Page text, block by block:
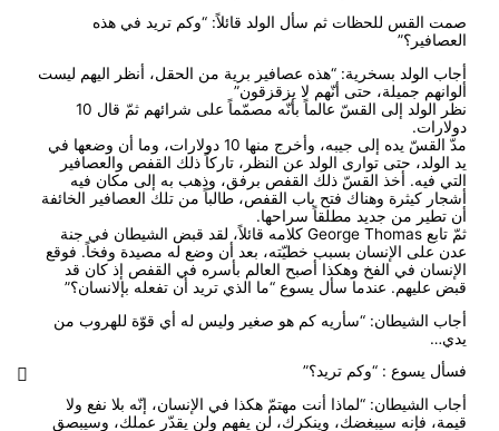
صمت القس للحظات ثم سأل الولد قائلاً: “وكم تريد في هذه
العصافير؟”
أجاب الولد بسخرية: “هذه عصافير برية من الحقل، أنظر اليهم ليست
ألوانهم جميلة، حتى أنّهم لا يزقزقون”
نظر الولد إلى القسّ عالماً بأنّه مصمّماً على شرائهم ثمّ قال 10
دولارات.
مدّ القسّ يده إلى جيبه، وأخرج منها 10 دولارات، وما أن وضعها في
يد الولد، حتى توارى الولد عن النظر، تاركاً ذلك القفص والعصافير
التي فيه. أخذ القسّ ذلك القفص برفق، وذهب به إلى مكان فيه
أشجار كيثرة وهناك فتح باب القفص، طالباً من تلك العصافير الخائفة
أن تطير من جديد مطلقاً سراحها.
ثمّ تابع George Thomas كلامه قائلاً، لقد قبض الشيطان في جنة
عدن على الإنسان بسبب خطيّته، بعد أن وضع له مصيدة وفخاً. فوقع
الإنسان في الفخ وهكذا أصبح العالم بأسره في القفص إذ كان قد
قبض عليهم. عندما سأل يسوع “ما الذي تريد أن تفعله بإلانسان؟”
أجاب الشيطان: “سأريه كم هو صغير وليس له أي قوّة للهروب من
يدي…
فسأل يسوع : “وكم تريد؟”
أجاب الشيطان: “لماذا أنت مهتمّ هكذا في الإنسان، إنّه بلا نفع ولا
قيمة، فإنه سيبغضك، وينكرك، لن يفهم ولن يقدّر عملك، وسيبصق